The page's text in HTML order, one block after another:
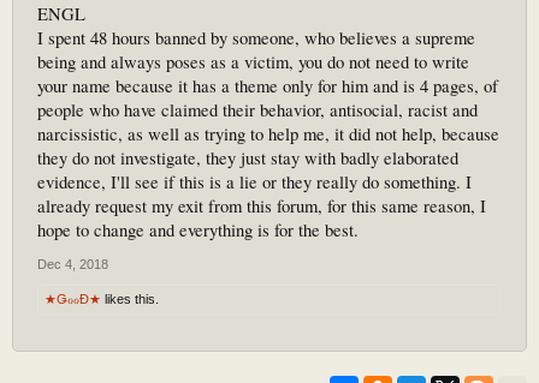
ENGL
I spent 48 hours banned by someone, who believes a supreme
being and always poses as a victim, you do not need to write
your name because it has a theme only for him and is 4 pages, of
people who have claimed their behavior, antisocial, racist and
narcissistic, as well as trying to help me, it did not help, because
they do not investigate, they just stay with badly elaborated
evidence, I'll see if this is a lie or they really do something. I
already request my exit from this forum, for this same reason, I
hope to change and everything is for the best.
Dec 4, 2018
★ǤℴℴĐ★ likes this.